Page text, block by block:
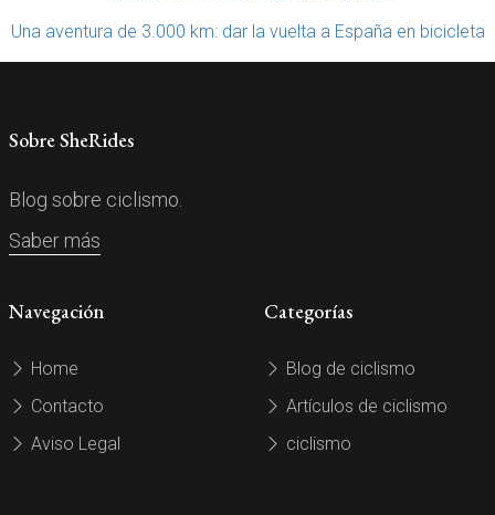
Una aventura de 3.000 km: dar la vuelta a España en bicicleta
Sobre SheRides
Blog sobre ciclismo.
Saber más
Navegación
Home
Contacto
Aviso Legal
Categorías
Blog de ciclismo
Artículos de ciclismo
ciclismo